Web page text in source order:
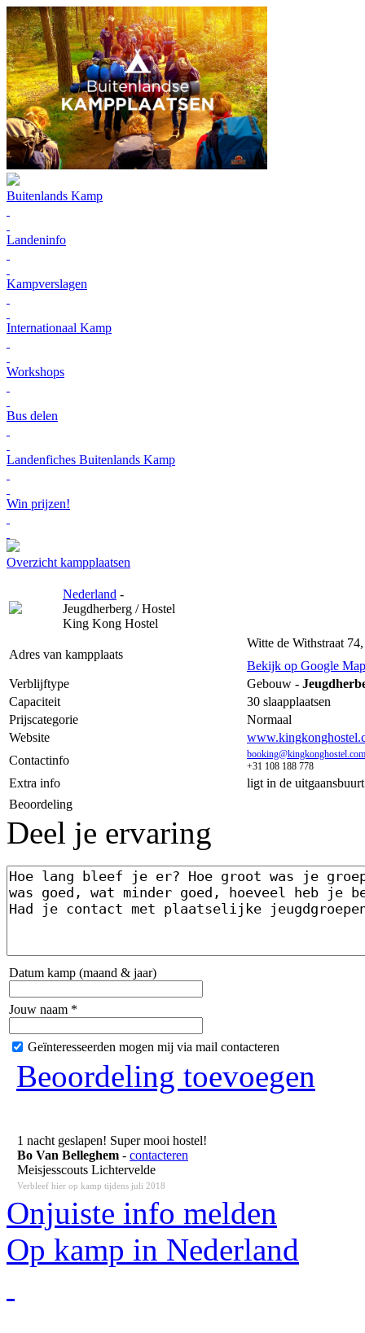
Buitenlands Kamp
Landeninfo
Kampverslagen
Internationaal Kamp
Workshops
Bus delen
Landenfiches Buitenlands Kamp
Win prijzen!
Overzicht kampplaatsen
Nederland -
Jeugdherberg / Hostel
King Kong Hostel
Adres van kampplaats
Witte de Withstraat
Bekijk op Google
Verblijftype
Gebouw -
Capaciteit
30 slaapplaatsen
Prijscategorie
Normaal
Website
Contactinfo
booking@kingkonghostel.com
+31 108 188 778
Extra info
ligt in de
Beoordeling
Deel je ervaring
Datum kamp (maand & jaar)
Jouw naam *
Geïnteresseerden mogen mij via mail contacteren
Beoordeling toevoegen
1 nacht geslapen! Super mooi hostel!
Bo Van Belleghem - contacteren
Meisjesscouts Lichtervelde
Verbleef hier op kamp tijdens juli 2018
Onjuiste info melden
Op kamp in Nederland